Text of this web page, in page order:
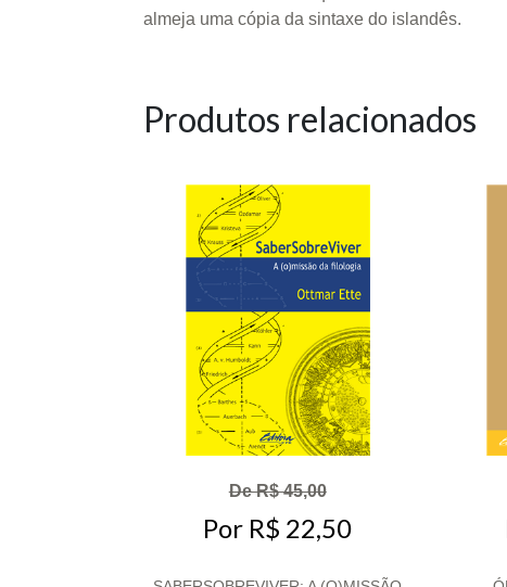
almeja uma cópia da sintaxe do islandês.
Produtos relacionados
De R$ 45,00
Por R$ 22,50